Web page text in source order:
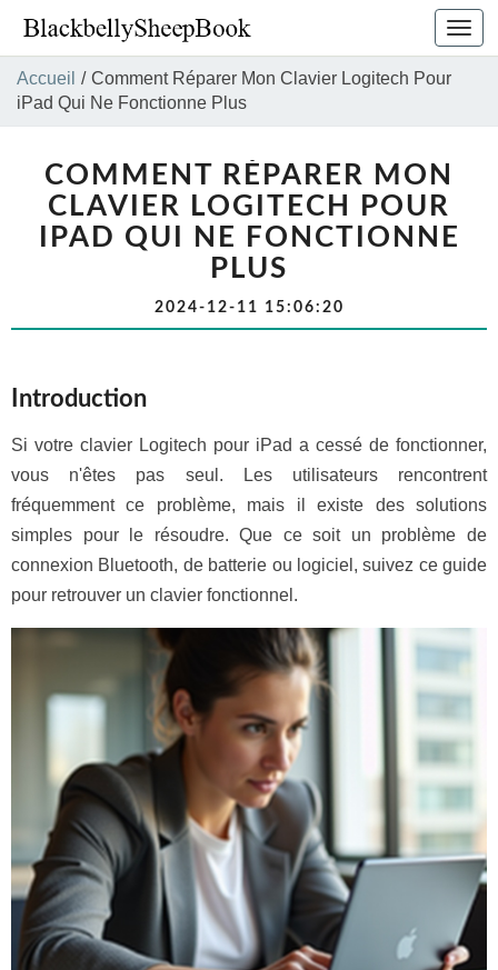
la
Accueil / Comment Réparer Mon Clavier Logitech Pour
iPad Qui Ne Fonctionne Plus
COMMENT RÉPARER MON
CLAVIER LOGITECH POUR
IPAD QUI NE FONCTIONNE
PLUS
2024-12-11 15:06:20
Introduction
Si votre clavier Logitech pour iPad a cessé de fonctionner,
vous n'êtes pas seul. Les utilisateurs rencontrent
fréquemment ce problème, mais il existe des solutions
simples pour le résoudre. Que ce soit un problème de
connexion Bluetooth, de batterie ou logiciel, suivez ce guide
pour retrouver un clavier fonctionnel.